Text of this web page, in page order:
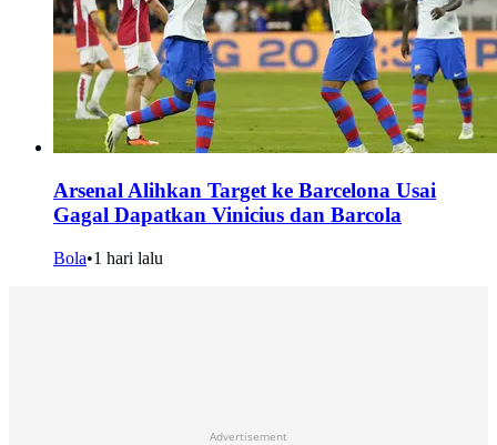
Arsenal Alihkan Target ke Barcelona Usai
Gagal Dapatkan Vinicius dan Barcola
Bola•1 hari lalu
Advertisement